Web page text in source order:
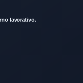
lavorativo.